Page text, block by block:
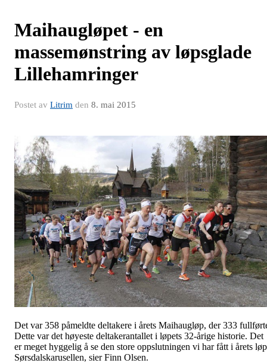
Maihaugløpet - en
massemønstring av løpsglade
Lillehamringer
Postet av Litrim den 8. mai 2015
Det var 358 påmeldte deltakere i årets Maihaugløp, der 333
Dette var det høyeste deltakerantallet i løpets 32-årige historie. Det
er meget hyggelig å se den store oppslutningen vi har fått i årets
Sørsdalskarusellen, sier Finn Olsen.